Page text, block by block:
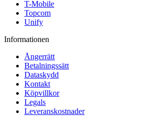
T-Mobile
Topcom
Unify
Informationen
Ångerrätt
Betalningssätt
Dataskydd
Kontakt
Köpvillkor
Legals
Leveranskostnader